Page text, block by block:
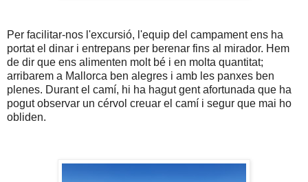
Per facilitar-nos l'excursió, l'equip del campament ens ha
portat el dinar i entrepans per berenar fins al mirador. Hem
de dir que ens alimenten molt bé i en molta quantitat;
arribarem a Mallorca ben alegres i amb les panxes ben
plenes. Durant el camí, hi ha hagut gent afortunada que ha
pogut observar un cérvol creuar el camí i segur que mai ho
obliden.